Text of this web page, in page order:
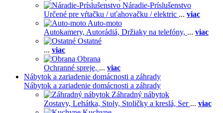
Náradie-Príslušenstvo
Určené pre vŕtačku / uťahovačku / elektric ... viac
Auto-moto
Autokamery, Autorádiá, Držiaky na telefóny, ... viac
Ostatné
... viac
Obrana
Ochranné spreje, ... viac
Nábytok a zariadenie domácnosti a záhrady
Nábytok a zariadenie domácnosti a záhrady
Záhradný nábytok
Zostavy, Lehátka, Stoly, Stoličky a kreslá, Ser ... viac